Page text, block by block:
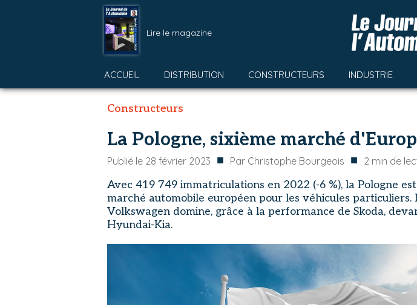
Lire le magazine
ACCUEIL DISTRIBUTION CONSTRUCTEURS INDUSTRIE
Constructeurs
La Pologne, sixième marché
Publié le 28 février 2023 ■ Par Christophe Bourgeois ■ 2 min de
Avec 419 749 immatriculations en 2022 (-6 %), la Pologne
marché automobile européen pour les véhicules particuliers.
Volkswagen domine, grâce à la performance de Skoda,
Hyundai-Kia.